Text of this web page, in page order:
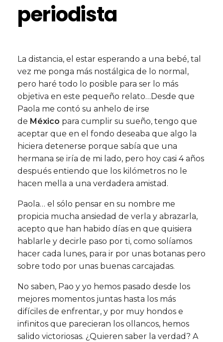
periodista
La distancia, el estar esperando a una bebé, tal
vez me ponga más nostálgica de lo normal,
pero haré todo lo posible para ser lo más
objetiva en este pequeño relato…Desde que
Paola me contó su anhelo de irse
de México para cumplir su sueño, tengo que
aceptar que en el fondo deseaba que algo la
hiciera detenerse porque sabía que una
hermana se iría de mi lado, pero hoy casi 4 años
después entiendo que los kilómetros no le
hacen mella a una verdadera amistad.
Paola… el sólo pensar en su nombre me
propicia mucha ansiedad de verla y abrazarla,
acepto que han habido días en que quisiera
hablarle y decirle paso por ti, como solíamos
hacer cada lunes, para ir por unas botanas pero
sobre todo por unas buenas carcajadas.
No saben, Pao y yo hemos pasado desde los
mejores momentos juntas hasta los más
difíciles de enfrentar, y por muy hondos e
infinitos que parecieran los ollancos, hemos
salido victoriosas. ¿Quieren saber la verdad? A